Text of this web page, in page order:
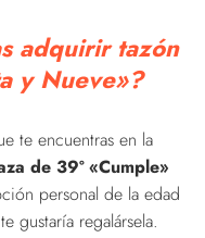
adquirir tazón
y Nueve»?
te encuentras en la
de 39º «Cumple»
personal de la edad
gustaría regalársela.